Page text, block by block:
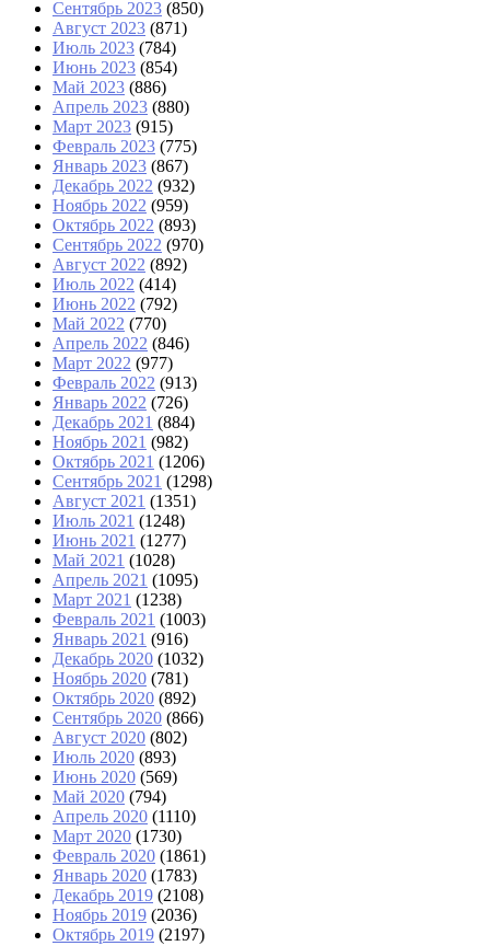
Сентябрь 2023 (850)
Август 2023 (871)
Июль 2023 (784)
Июнь 2023 (854)
Май 2023 (886)
Апрель 2023 (880)
Март 2023 (915)
Февраль 2023 (775)
Январь 2023 (867)
Декабрь 2022 (932)
Ноябрь 2022 (959)
Октябрь 2022 (893)
Сентябрь 2022 (970)
Август 2022 (892)
Июль 2022 (414)
Июнь 2022 (792)
Май 2022 (770)
Апрель 2022 (846)
Март 2022 (977)
Февраль 2022 (913)
Январь 2022 (726)
Декабрь 2021 (884)
Ноябрь 2021 (982)
Октябрь 2021 (1206)
Сентябрь 2021 (1298)
Август 2021 (1351)
Июль 2021 (1248)
Июнь 2021 (1277)
Май 2021 (1028)
Апрель 2021 (1095)
Март 2021 (1238)
Февраль 2021 (1003)
Январь 2021 (916)
Декабрь 2020 (1032)
Ноябрь 2020 (781)
Октябрь 2020 (892)
Сентябрь 2020 (866)
Август 2020 (802)
Июль 2020 (893)
Июнь 2020 (569)
Май 2020 (794)
Апрель 2020 (1110)
Март 2020 (1730)
Февраль 2020 (1861)
Январь 2020 (1783)
Декабрь 2019 (2108)
Ноябрь 2019 (2036)
Октябрь 2019 (2197)